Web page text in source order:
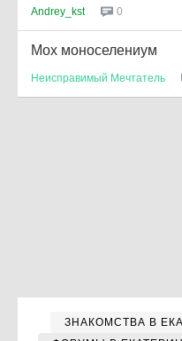
Andrey_kst 0
Мох моноселениум
Неисправимый Мечтатель
ЗНАКОМСТВА В